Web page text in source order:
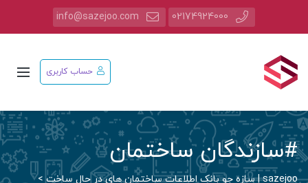
02174924000
info@sazejoo.com
حساب کاربری
#سازندگان ساختمان
sazejoo | سازه جو بانک اطلاعات ساختمان های در حال ساخت
>